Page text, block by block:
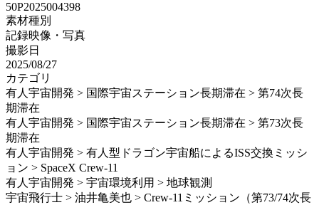
50P2025004398
素材種別
記録映像・写真
撮影日
2025/08/27
カテゴリ
有人宇宙開発 > 国際宇宙ステーション長期滞在 > 第74次長
期滞在
有人宇宙開発 > 国際宇宙ステーション長期滞在 > 第73次長
期滞在
有人宇宙開発 > 有人型ドラゴン宇宙船によるISS交換ミッシ
ョン > SpaceX Crew-11
有人宇宙開発 > 宇宙環境利用 > 地球観測
宇宙飛行士 > 油井亀美也 > Crew-11ミッション（第73/74次長